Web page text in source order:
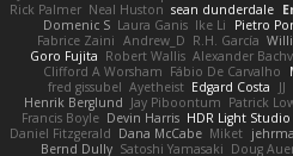
Rick Palmer Neal Huston sean dunderdale
Domenic S Laura Ganis Ike Li Pietro
Fabrice Zaini Andrew_D R.H. García
Goro Fujita Robert Wallis Alexander
Clifford A Worsham Fábio De Carvalho
fred gissubel Ayetheist Edgard Costa JJ
Henrik Berglund Jay Piboontum Patrick
Francis Boyle Devin Harris HDR Light Studio
Daniel Fitzgerald Dana McCabe Miket
Bernd Dully Satoshi Yamasaki Doug